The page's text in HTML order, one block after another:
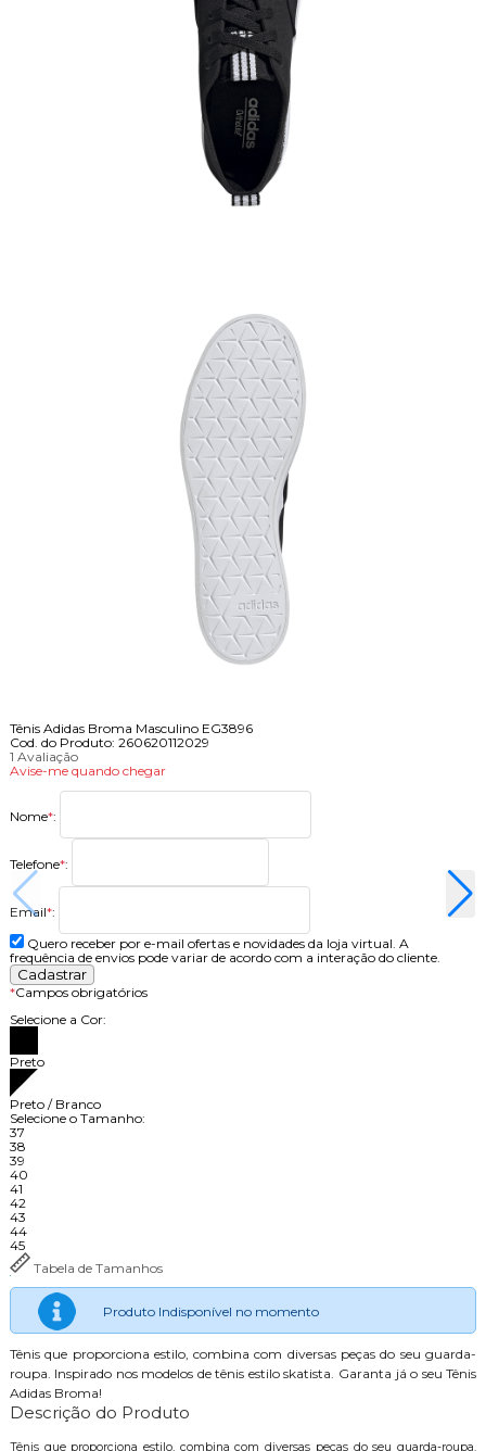
Tênis Adidas Broma Masculino EG3896
Cod. do Produto: 260620112029
1 Avaliação
Avise-me quando chegar
Nome*:
Telefone*:
Email*:
Quero receber por e-mail ofertas e novidades da loja virtual. A
frequência de envios pode variar de acordo com a interação do cliente.
*Campos obrigatórios
Selecione a Cor:
Preto
Preto / Branco
Selecione o Tamanho:
37
38
39
40
41
42
43
44
45
Tabela de Tamanhos
Produto Indisponível no momento
Tênis que proporciona estilo, combina com diversas peças do seu guarda-
roupa. Inspirado nos modelos de tênis estilo skatista. Garanta já o seu Tênis
Adidas Broma!
Descrição do Produto
Tênis que proporciona estilo, combina com diversas peças do seu guarda-roupa.